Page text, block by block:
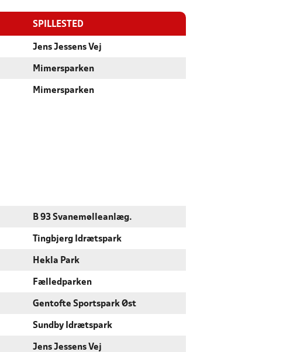
SPILLESTED
Jens Jessens Vej
Mimersparken
Mimersparken
B 93 Svanemølleanlæg.
Tingbjerg Idrætspark
Hekla Park
Fælledparken
Gentofte Sportspark Øst
Sundby Idrætspark
Jens Jessens Vej